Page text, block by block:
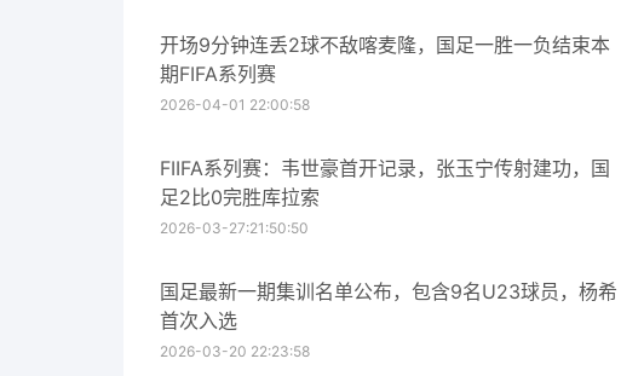
开场9分钟连丢2球不敌喀麦隆，国足一胜一负结束本
期FIFA系列赛
2026-04-01 22:00:58
FIIFA系列赛：韦世豪首开记录，张玉宁传射建功，国
足2比0完胜库拉索
2026-03-27:21:50:50
国足最新一期集训名单公布，包含9名U23球员，杨希
首次入选
2026-03-20 22:23:58